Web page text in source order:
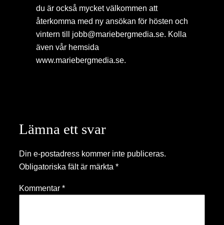
du är också mycket välkommen att
återkomma med ny ansökan för hösten och
vintern till jobb@mariebergmedia.se. Kolla
även vår hemsida
www.mariebergmedia.se.
Lämna ett svar
Din e-postadress kommer inte publiceras.
Obligatoriska fält är märkta *
Kommentar *